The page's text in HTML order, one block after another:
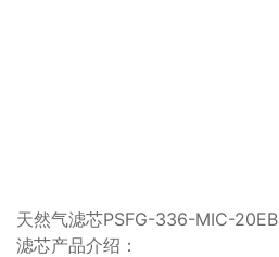
天然气滤芯PSFG-336-MIC-20EB
滤芯产品介绍：